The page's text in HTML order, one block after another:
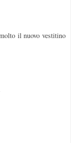
il nuovo vestitino